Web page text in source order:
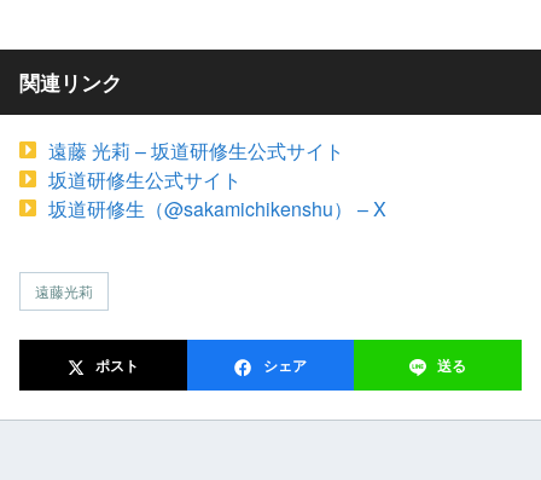
関連リンク
遠藤 光莉 – 坂道研修生公式サイト
坂道研修生公式サイト
坂道研修生（@sakamichikenshu） – X
遠藤光莉
ポスト シェア 送る